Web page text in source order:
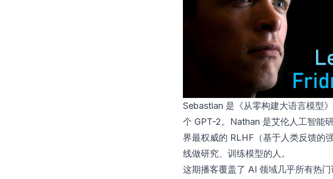
Sebastian 是《从零构建大语言模型
个 GPT-2。Nathan 是艾伦人工智能
界最权威的 RLHF（基于人类反馈的
线做研究、训练模型的人。
这期播客覆盖了 AI 领域几乎所有热